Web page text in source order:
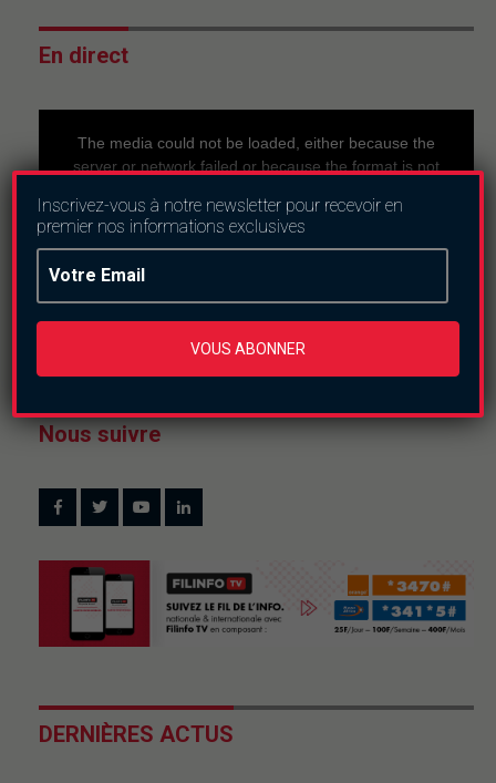
En direct
The media could not be loaded, either because the
server or network failed or because the format is not
Nous suivre
DERNIÈRES ACTUS
Inscrivez-vous à notre newsletter pour recevoir en
premier nos informations exclusives
VOUS ABONNER